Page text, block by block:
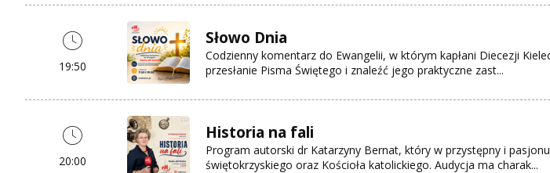
19:50
Słowo Dnia
Codzienny komentarz do Ewangelii, w którym kapłani Diecezji
przesłanie Pisma Świętego i znaleźć jego praktyczne zast...
20:00
Historia na fali
Program autorski dr Katarzyny Bernat, który w przystępny i
świętokrzyskiego oraz Kościoła katolickiego. Audycja ma charak...